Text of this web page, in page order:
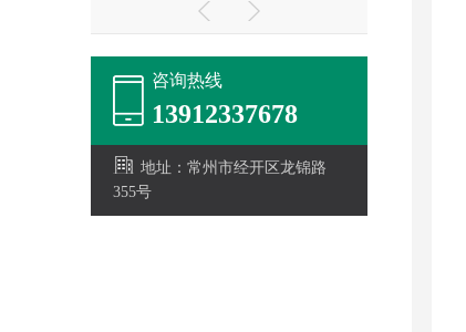
咨询热线
13912337678
地址：常州市经开区龙锦路
355号